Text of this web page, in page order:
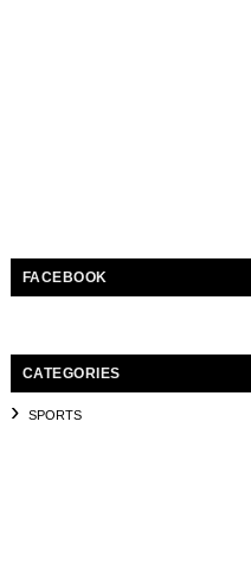
FACEBOOK
CATEGORIES
SPORTS